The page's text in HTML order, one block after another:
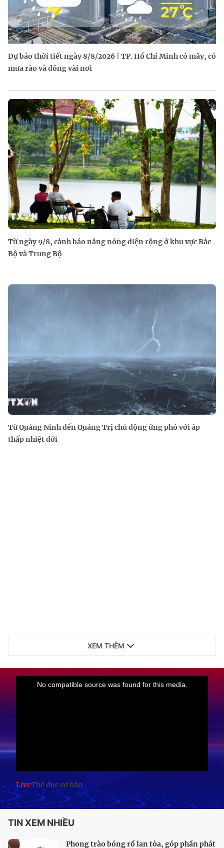
Dự báo thời tiết ngày 8/8/2026 | TP. Hồ Chí Minh có mây, có
mưa rào và dông vài nơi
Từ ngày 9/8, cảnh báo nắng nóng diện rộng ở khu vực Bắc
Bộ và Trung Bộ
Từ Quảng Ninh đến Quảng Trị chủ động ứng phó với áp
thấp nhiệt đới
XEM THÊM
LiveThể dục cơ bản
TIN XEM NHIỀU
Phong trào bóng rổ lan tỏa, góp phần phát